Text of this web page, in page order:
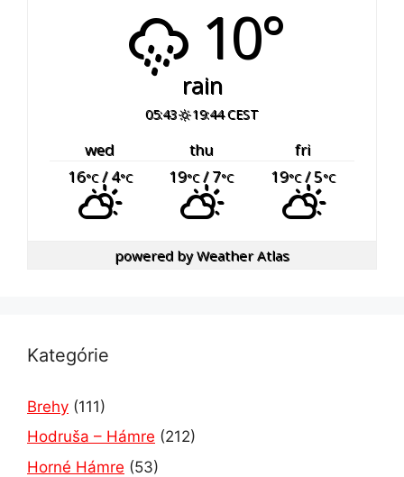
10°
rain
05:43 19:44 CEST
wed thu
fri
16°C/ 4°C 19°C/ 7°C 19°C/ 5°C
powered byWeather Atlas
Kategórie
Brehy (111)
Hodruša – Hámre (212)
Horné Hámre (53)